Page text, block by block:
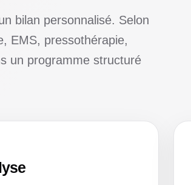
bilan personnalisé. Selon
EMS, pressothérapie,
un programme structuré